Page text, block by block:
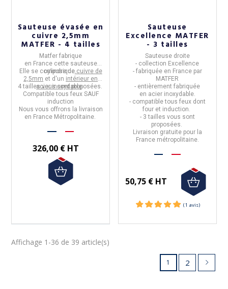
(1 avis)
Sauteuse évasée en
cuivre 2,5mm
MATFER - 4 tailles
Matfer fabrique
en Francecette sauteuse
cylindrique.
Elle se compose decuivre de
2,5mm et d'un intérieur en
acier inoxydable.
4 tailles vous sont proposées.
Compatible tous feux SAUF
induction
Nous vous offrons la livraison
en France Métropolitaine.
326,00 € HT
Sauteuse
Excellence MATFER
- 3 tailles
Sauteuse droite
- collection Excellence
- fabriquée en France par
MATFER
- entièrement fabriquée
en acier inoxydable.
- compatible tous feux dont
four et induction.
- 3 tailles vous sont
proposées.
Livraison gratuite pour la
France métropolitaine.
50,75 € HT
Affichage 1-36 de 39 article(s)
1 2